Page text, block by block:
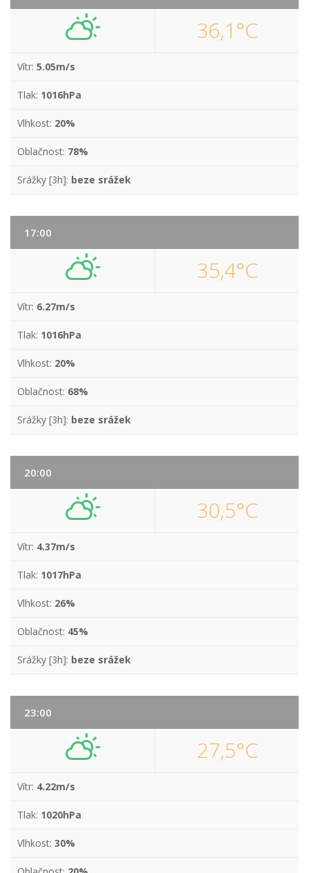
36,1°C
Vítr: 5.05m/s
Tlak: 1016hPa
Vlhkost: 20%
Oblačnost: 78%
Srážky [3h]: beze srážek
17:00
35,4°C
Vítr: 6.27m/s
Tlak: 1016hPa
Vlhkost: 20%
Oblačnost: 68%
Srážky [3h]: beze srážek
20:00
30,5°C
Vítr: 4.37m/s
Tlak: 1017hPa
Vlhkost: 26%
Oblačnost: 45%
Srážky [3h]: beze srážek
23:00
27,5°C
Vítr: 4.22m/s
Tlak: 1020hPa
Vlhkost: 30%